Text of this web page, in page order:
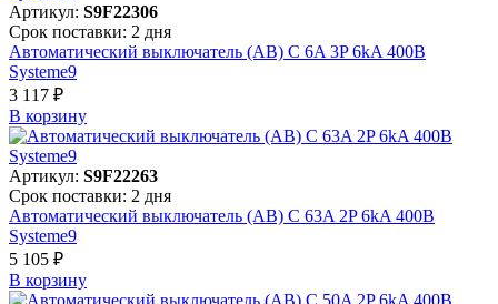
Артикул: S9F22306
Срок поставки: 2 дня
Автоматический выключатель (АВ) C 6A 3P 6kA 400В
Systeme9
3 117 ₽
В корзинy
Артикул: S9F22263
Срок поставки: 2 дня
Автоматический выключатель (АВ) C 63A 2P 6kA 400В
Systeme9
5 105 ₽
В корзинy